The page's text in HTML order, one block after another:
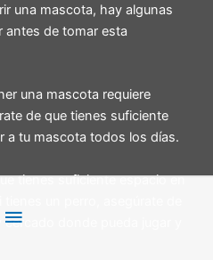
Menú
una mascota, hay algunas
antes de tomar esta
una mascota requiere
de que tienes suficiente
a tu mascota todos los días.
tienes suficiente espacio en
donde pueda jugar y